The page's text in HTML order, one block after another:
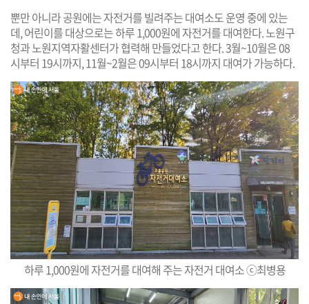
뿐만 아니라 공원에는 자전거를 빌려주는 대여소도 운영 중에 있는
데, 어린이를 대상으로는 하루 1,000원에 자전거를 대여한다. 노원구
청과 노원지역자활센터가 협력해 만들었다고 한다. 3월~10월은 08
시부터 19시까지, 11월~2월은 09시부터 18시까지 대여가 가능하다.
하루 1,000원에 자전거를 대여해 주는 자전거 대여소 ⓒ최병용